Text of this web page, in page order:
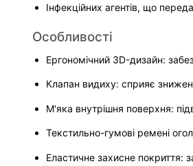
Інфекційних агентів, що
Особливості
Ергономічний 3D-дизайн:
Клапан видиху: сприяє
М'яка внутрішня поверхня:
Текстильно-гумові ремені
Еластичне захисне покриття: